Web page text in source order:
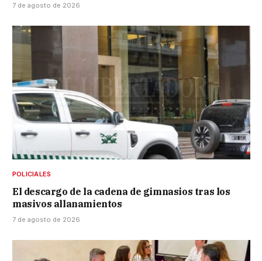
7 de agosto de 2026
POLICIALES
El descargo de la cadena de gimnasios tras los
masivos allanamientos
7 de agosto de 2026